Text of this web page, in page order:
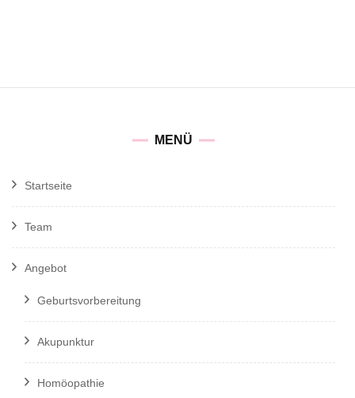
MENÜ
Startseite
Team
Angebot
Geburtsvorbereitung
Akupunktur
Homöopathie